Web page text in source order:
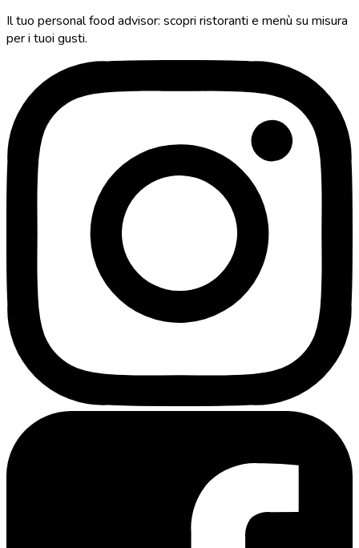
Il tuo personal food advisor: scopri ristoranti e menù su misura
per i tuoi gusti.